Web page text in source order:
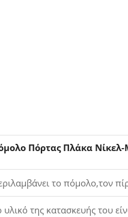
Πόρτας Πλάκα
το πόμολο,τον
υλικό της κατασκευής του